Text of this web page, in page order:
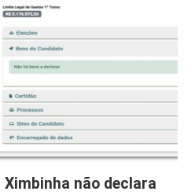
Ximbinha não declara